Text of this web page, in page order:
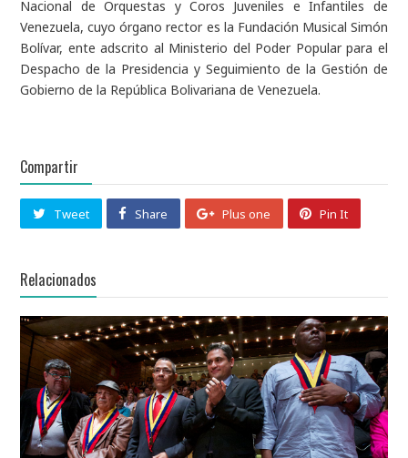
Nacional de Orquestas y Coros Juveniles e Infantiles de
Venezuela, cuyo órgano rector es la Fundación Musical Simón
Bolívar, ente adscrito al Ministerio del Poder Popular para el
Despacho de la Presidencia y Seguimiento de la Gestión de
Gobierno de la República Bolivariana de Venezuela.
Compartir
Tweet Share Plus one Pin It
Relacionados